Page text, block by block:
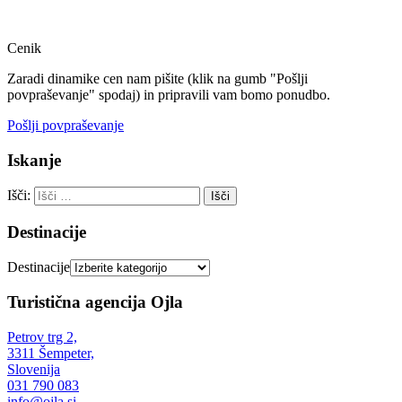
Cenik
Zaradi dinamike cen nam pišite (klik na gumb "Pošlji
povpraševanje" spodaj) in pripravili vam bomo ponudbo.
Pošlji povpraševanje
Iskanje
Išči:
Destinacije
Destinacije
Turistična agencija Ojla
Petrov trg 2,
3311 Šempeter,
Slovenija
031 790 083